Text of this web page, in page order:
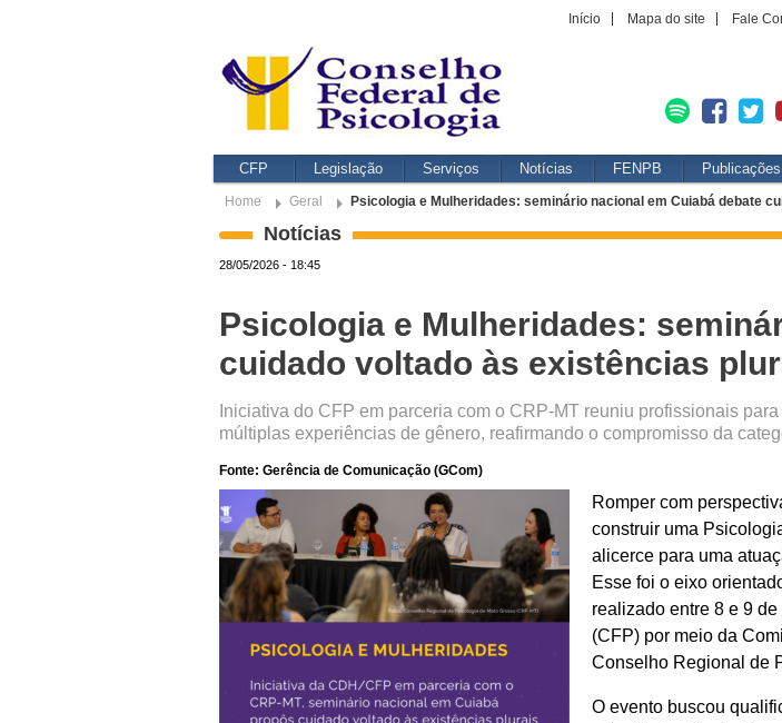
Início Mapa do site Fale
CFP Legislação Serviços Notícias FENPB Publicações
Home Geral Psicologia e Mulheridades: seminário nacional em Cuiabá debate
Notícias
28/05/2026 - 18:45
Psicologia e Mulheridades:
cuidado voltado às existências
Iniciativa do CFP em parceria com o CRP-MT reuniu profissionais
múltiplas experiências de gênero, reafirmando o compromisso da
Fonte: Gerência de Comunicação (GCom)
Romper com
construir uma
alicerce para uma
Esse foi o eixo
realizado entre 8 e 9
(CFP) por meio da
Conselho Regional de
O evento buscou